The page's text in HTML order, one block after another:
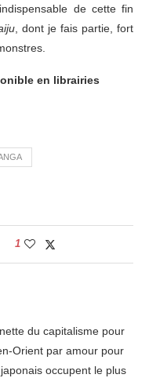
de cette fin
, dont je fais partie, fort
en librairies
1
du capitalisme pour
Orient par amour pour
occupent le plus